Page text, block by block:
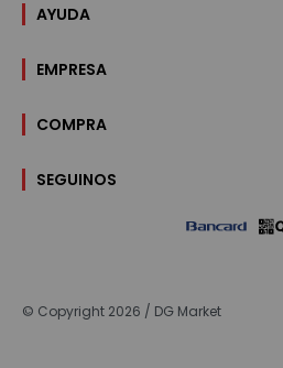
AYUDA
EMPRESA
COMPRA
SEGUINOS
© Copyright 2026 / DG Market